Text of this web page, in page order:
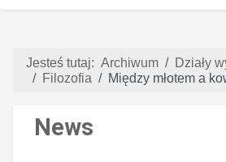
Jesteś tutaj: Archiwum
Działy
Filozofia
Między młotem a
News